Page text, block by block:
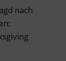
nach